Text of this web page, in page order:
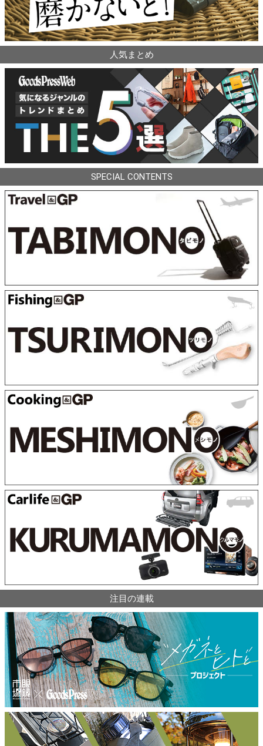
人気まとめ
SPECIAL CONTENTS
注目の連載